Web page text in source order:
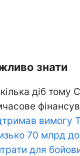
знати
діб
вимогу
70 млрд
для